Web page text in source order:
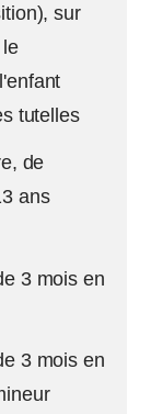
sur
tutelles
de
ans
3 mois en
3 mois en